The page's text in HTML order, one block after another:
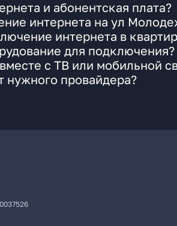
и абонентская плата?
интернета на ул
интернета в
для подключения?
с ТВ или мобильной
нужного провайдера?